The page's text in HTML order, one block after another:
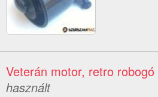
Veterán motor, retro robogó
használt